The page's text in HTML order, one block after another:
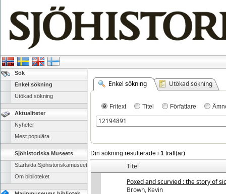
Sök
Enkel sökning
Utökad sökning
Aktualiteter
Nyheter
Mest populära
Sjöhistoriska Museets
Startsida Sjöhistoriskamuseet
Om biblioteket
Enkel sökning Utökad sökning
Fritext Titel Författare
Din sökning resulterade i 1 träff(ar)
Titel
Poxed and scurvied : the story of
Brown, Kevin